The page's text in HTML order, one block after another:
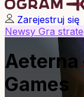
Zarejestruj się
Newsy Gra
Aeterna
Games